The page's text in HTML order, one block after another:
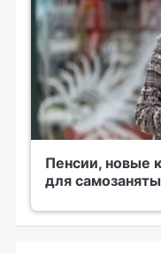
Пенсии, новые
для